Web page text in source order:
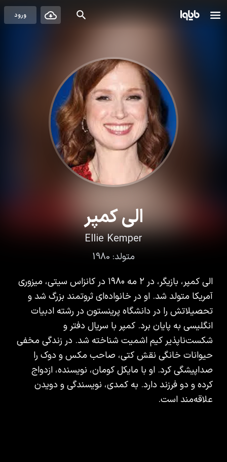
ورود
الی کمپر
Ellie Kemper
متولد: 1980
الی کمپر، بازیگر، در ۲ مه ۱۹۸۰ در کانزاس سیتی، میزوری
آمریکا متولد شد. او در خانواده‌ای ثروتمند بزرگ شد و
تحصیلاتش را در دانشگاه پرینستون در رشته ادبیات
انگلیسی به پایان برد. کمپر با سریال دفتر و
شکست‌ناپذیر کیم اشمیت شناخته شد. در زندگی مخفی
حیوانات خانگی نقش کتی، صاحب مکس و دوک را
صداپیشگی کرد. او با مایکل کومان، نویسنده، ازدواج
کرده و دو فرزند دارد. به کمدی، نویسندگی و دویدن
علاقه‌مند است.